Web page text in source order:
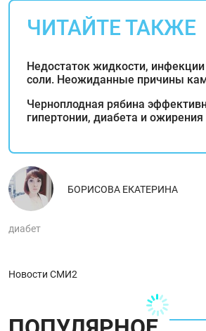
ЧИТАЙТЕ ТАКЖЕ
Недостаток жидкости,
соли. Неожиданные причины
Черноплодная рябина
гипертонии, диабета и ожирения
БОРИСОВА ЕКАТЕРИНА
диабет
Новости СМИ2